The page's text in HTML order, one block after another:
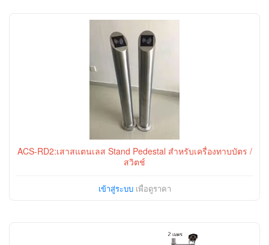
ACS-RD2:เสาสแตนเลส Stand Pedestal สำหรับเครื่องทาบบัตร /
สวิตช์
เข้าสู่ระบบเพื่อดูราคา